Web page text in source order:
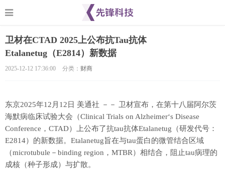
卫材在CTAD 2025上公布抗Tau抗体
Etalanetug（E2814）新数据
2025-12-12 17:36:00 分类： 财商
东京2025年12月12日 美通社 －－ 卫材宣布，在第十八届阿尔茨
海默病临床试验大会（Clinical Trials on Alzheimer‘s Disease
Conference，CTAD）上公布了抗tau抗体Etalanetug（研发代号：
E2814）的新数据。Etalanetug旨在与tau蛋白的微管结合区域
（microtubule－binding region，MTBR）相结合，阻止tau病理的
成核（种子形成）与扩散。